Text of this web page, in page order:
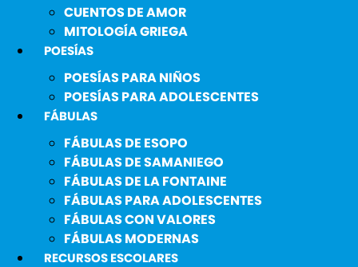
CUENTOS DE AMOR
MITOLOGÍA GRIEGA
POESÍAS
POESÍAS PARA NIÑOS
POESÍAS PARA ADOLESCENTES
FÁBULAS
FÁBULAS DE ESOPO
FÁBULAS DE SAMANIEGO
FÁBULAS DE LA FONTAINE
FÁBULAS PARA ADOLESCENTES
FÁBULAS CON VALORES
FÁBULAS MODERNAS
RECURSOS ESCOLARES